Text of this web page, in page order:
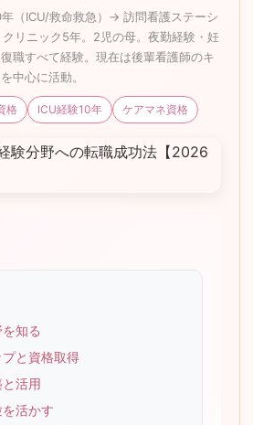
年（ICU/救命救急）→ 訪問看護ステーシ
リニック5年。2児の母。夜勤経験・妊
職すべて経験。現在は後輩看護師のキ
中心に活動。
格 ICU経験10年 ケアマネ資格
知る
と資格取得
と活用
活かす